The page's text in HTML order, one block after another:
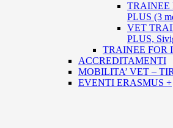
TRAINEE
PLUS (3
VET
PLUS,
TRAINEE FOR
ACCREDITAMENTI
MOBILITA’ VET –
EVENTI ERASMUS +